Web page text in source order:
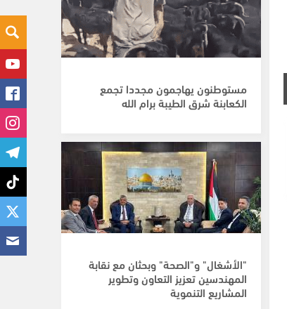
مستوطنون يهاجمون مجددا تجمع
الكعابنة شرق الطيبة برام الله
"الأشغال" و"الصحة" وبحثان مع نقابة
المهندسين تعزيز التعاون وتطوير
المشاريع التنموية